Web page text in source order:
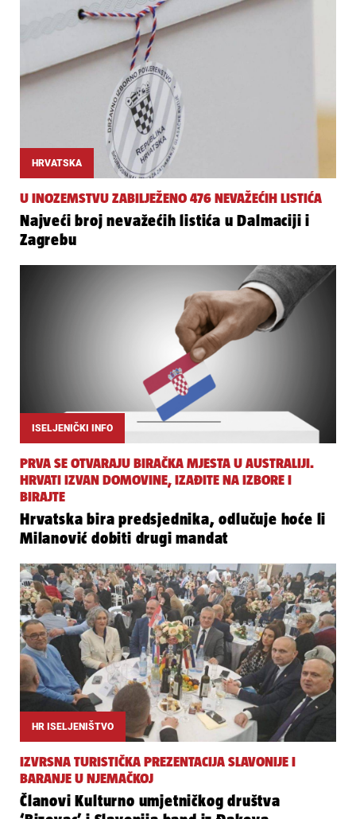
HRVATSKA
U INOZEMSTVU ZABILJEŽENO 476 NEVAŽEĆIH LISTIĆA
Najveći broj nevažećih listića u Dalmaciji i
Zagrebu
ISELJENIČKI INFO
PRVA SE OTVARAJU BIRAČKA MJESTA U AUSTRALIJI.
HRVATI IZVAN DOMOVINE, IZAĐITE NA IZBORE I
BIRAJTE
Hrvatska bira predsjednika, odlučuje hoće li
Milanović dobiti drugi mandat
HR ISELJENIŠTVO
IZVRSNA TURISTIČKA PREZENTACIJA SLAVONIJE I
BARANJE U NJEMAČKOJ
Članovi Kulturno umjetničkog društva